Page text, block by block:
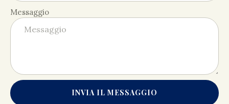
Messaggio
INVIA IL MESSAGGIO